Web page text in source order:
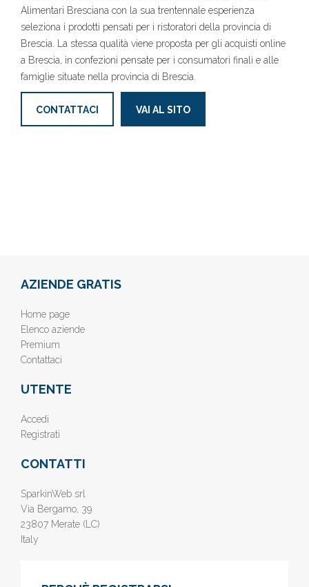
Alimentari Bresciana con la sua trentennale esperienza
seleziona i prodotti pensati per i ristoratori della provincia di
Brescia. La stessa qualità viene proposta per gli acquisti online
a Brescia, in confezioni pensate per i consumatori finali e alle
famiglie situate nella provincia di Brescia.
CONTATTACI VAI AL SITO
AZIENDE GRATIS
Home page
Elenco aziende
Premium
Contattaci
UTENTE
Accedi
Registrati
CONTATTI
SparkinWeb srl
Via Bergamo, 39
23807 Merate (LC)
Italy